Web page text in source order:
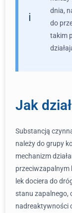
dnia,
do
takim
Jak
Substancją
należy do grupy
mechanizm
przeciwzapalnym
lek dociera do
stanu zapalnego,
nadreaktywności